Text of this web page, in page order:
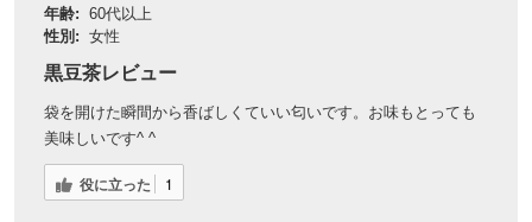
年齢: 60代以上
性別: 女性
黒豆茶レビュー
袋を開けた瞬間から香ばしくていい匂いです。お味もとっても
美味しいです^ ^
役に立った 1